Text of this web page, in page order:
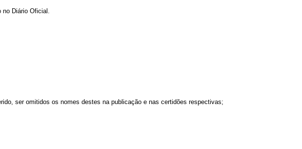
no Diário Oficial.
ser omitidos os nomes destes na publicação e nas certidões respectivas;